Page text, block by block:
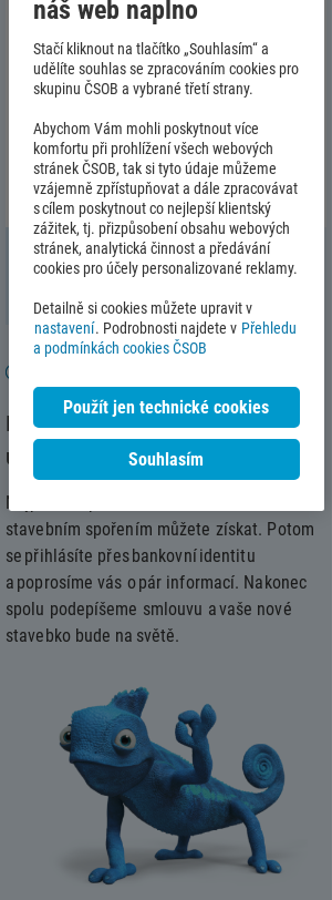
Celkem naspoříte 180 165Kč
státní podporu.
Použitý tarif OptimumPlus, modelová
smlouva založena k 1. lednu
kalendářního roku.
Údaje v kalkulačce jsou pouze
orientační, zahrnují úroky a daň.
K výhodnému spoření chybí
už jen kousek
Nejprve si spočítáte, kolik s naším
stavebním spořením můžete získat. Potom
se přihlásíte přes bankovní identitu
a poprosíme vás o pár informací. Nakonec
spolu podepíšeme smlouvu a vaše nové
stavebko bude na světě.
náš web naplno
Stačí kliknout na tlačítko „Souhlasím“ a
udělíte souhlas se zpracováním cookies pro
skupinu ČSOB a vybrané třetí strany.
Abychom Vám mohli poskytnout více
komfortu při prohlížení všech webových
stránek ČSOB, tak si tyto údaje můžeme
vzájemně zpřístupňovat a dále zpracovávat
s cílem poskytnout co nejlepší klientský
zážitek, tj. přizpůsobení obsahu webových
stránek, analytická činnost a předávání
cookies pro účely personalizované reklamy.
Detailně si cookies můžete upravit v
nastavení. Podrobnosti najdete v Přehledu
a podmínkách cookies ČSOB
Použít jen technické cookies
Souhlasím